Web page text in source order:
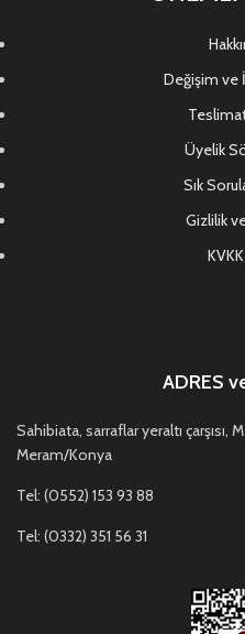
Değişim ve
Üyelik
Sık
Gizlilik
ADRES
Sahibiata, sarraflar yeraltı çarşısı,
Meram/Konya
Tel: (0552) 153 93 88
Tel: (0332) 351 56 31